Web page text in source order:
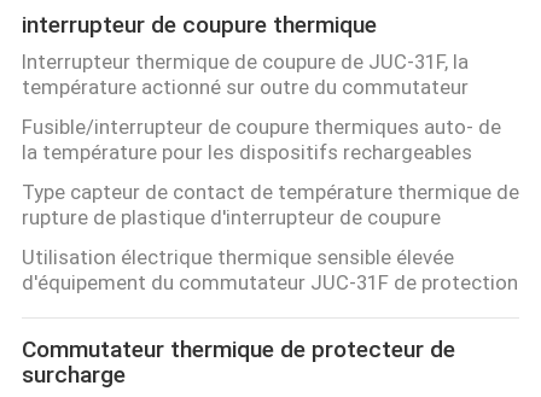
interrupteur de coupure thermique
Interrupteur thermique de coupure de JUC-31F, la
température actionné sur outre du commutateur
Fusible/interrupteur de coupure thermiques auto- de
la température pour les dispositifs rechargeables
Type capteur de contact de température thermique de
rupture de plastique d'interrupteur de coupure
Utilisation électrique thermique sensible élevée
d'équipement du commutateur JUC-31F de protection
Commutateur thermique de protecteur de
surcharge